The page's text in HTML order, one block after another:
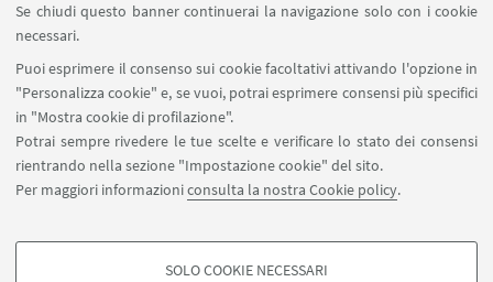
Se chiudi questo banner continuerai la navigazione solo con i cookie
necessari.
Puoi esprimere il consenso sui cookie facoltativi attivando l'opzione in
"Personalizza cookie" e, se vuoi, potrai esprimere consensi più specifici
in "Mostra cookie di profilazione".
Potrai sempre rivedere le tue scelte e verificare lo stato dei consensi
rientrando nella sezione "Impostazione cookie" del sito.
Per maggiori informazioniconsulta la nostra Cookie policy.
SOLO COOKIE NECESSARI
Evento per orientarsi nella scelta del corso di
studio. Si svolgerà in presenza e online su Teams.
«
12
elementi Successivi
1 2 3 4 5